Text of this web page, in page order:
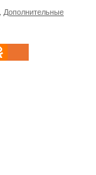
Дополнительные